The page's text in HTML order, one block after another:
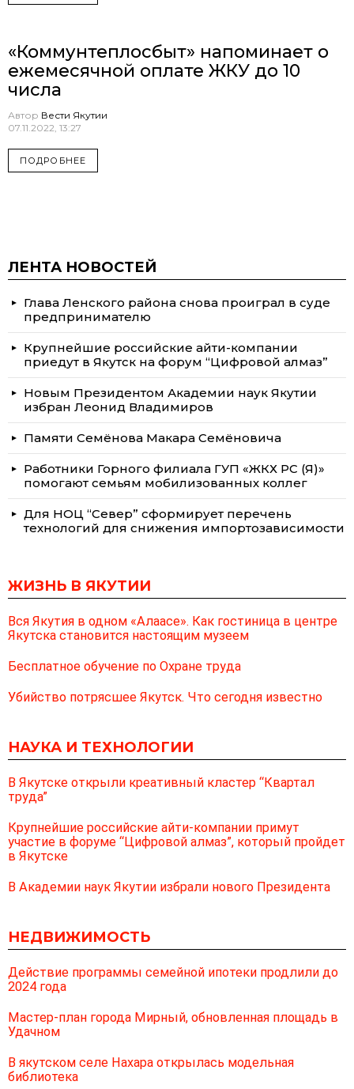
«Коммунтеплосбыт» напоминает о
ежемесячной оплате ЖКУ до 10
числа
Автор Вести Якутии
07.11.2022, 13:27
ПОДРОБНЕЕ
ЛЕНТА НОВОСТЕЙ
Глава Ленского района снова проиграл в суде
предпринимателю
Крупнейшие российские айти-компании
приедут в Якутск на форум “Цифровой алмаз”
Новым Президентом Академии наук Якутии
избран Леонид Владимиров
Памяти Семёнова Макара Семёновича
Работники Горного филиала ГУП «ЖКХ РС (Я)»
помогают семьям мобилизованных коллег
Для НОЦ “Север” сформирует перечень
технологий для снижения импортозависимости
ЖИЗНЬ В ЯКУТИИ
Вся Якутия в одном «Алаасе». Как гостиница в центре
Якутска становится настоящим музеем
Бесплатное обучение по Охране труда
Убийство потрясшее Якутск. Что сегодня известно
НАУКА И ТЕХНОЛОГИИ
В Якутске открыли креативный кластер “Квартал
труда”
Крупнейшие российские айти-компании примут
участие в форуме “Цифровой алмаз”, который пройдет
в Якутске
В Академии наук Якутии избрали нового Президента
НЕДВИЖИМОСТЬ
Действие программы семейной ипотеки продлили до
2024 года
Мастер-план города Мирный, обновленная площадь в
Удачном
В якутском селе Нахара открылась модельная
библиотека